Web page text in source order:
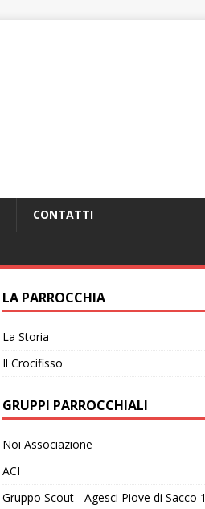
CONTATTI
LA PARROCCHIA
La Storia
Il Crocifisso
GRUPPI PARROCCHIALI
Noi Associazione
ACI
Gruppo Scout - Agesci Piove di Sacco 1